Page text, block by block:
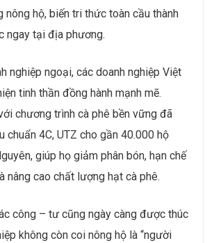
nông hộ, biến tri thức toàn cầu thành
ngay tại địa phương.
nghiệp ngoại, các doanh nghiệp Việt
tinh thần đồng hành mạnh mẽ.
chương trình cà phê bền vững đã
chuẩn 4C, UTZ cho gần 40.000 hộ
giúp họ giảm phân bón, hạn chế
nâng cao chất lượng hạt cà phê.
công – tư cũng ngày càng được thúc
không còn coi nông hộ là “người